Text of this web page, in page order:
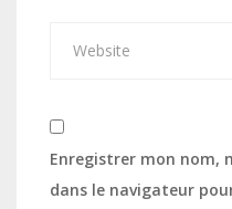
Enregistrer mon nom,
dans le navigateur